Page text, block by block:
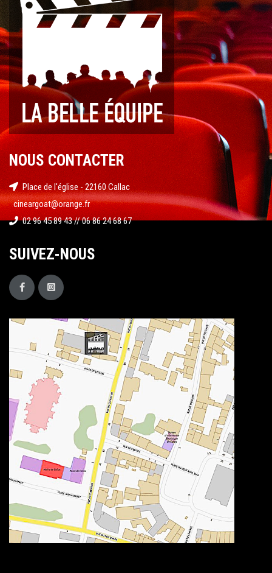
NOUS CONTACTER
Place de l'église - 22160 Callac
cineargoat@orange.fr
02 96 45 89 43 // 06 86 24 68 67
SUIVEZ-NOUS